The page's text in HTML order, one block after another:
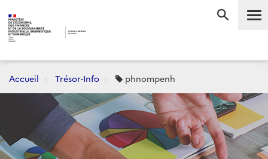
Accueil Trésor-Info phnompenh